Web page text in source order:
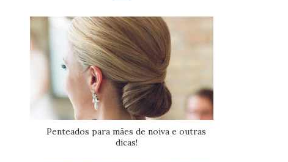
Penteados para mães de noiva e outras
dicas!